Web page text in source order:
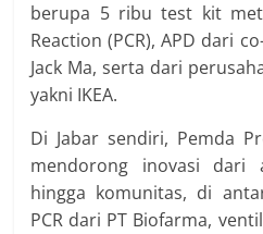
berupa 5 ribu test kit
Reaction (PCR), APD dari
Jack Ma, serta dari
yakni IKEA.
Di Jabar sendiri, Pemda
mendorong inovasi dari
hingga komunitas, di
PCR dari PT Biofarma,